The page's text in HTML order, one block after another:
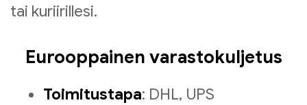
tai kuriirillesi.
Eurooppainen varastokuljetus
Toimitustapa: DHL, UPS